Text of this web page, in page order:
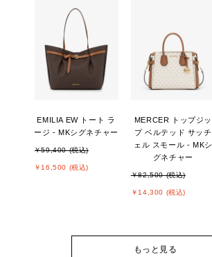
EMILIA EW トート ラ
ージ - MKシグネチャー
￥59,400 (税込)
￥16,500 (税込)
MERCER トップジッ
プ ベルテッド サッチ
ェル スモール - MKシ
グネチャー
￥82,500 (税込)
￥14,300 (税込)
もっと見る